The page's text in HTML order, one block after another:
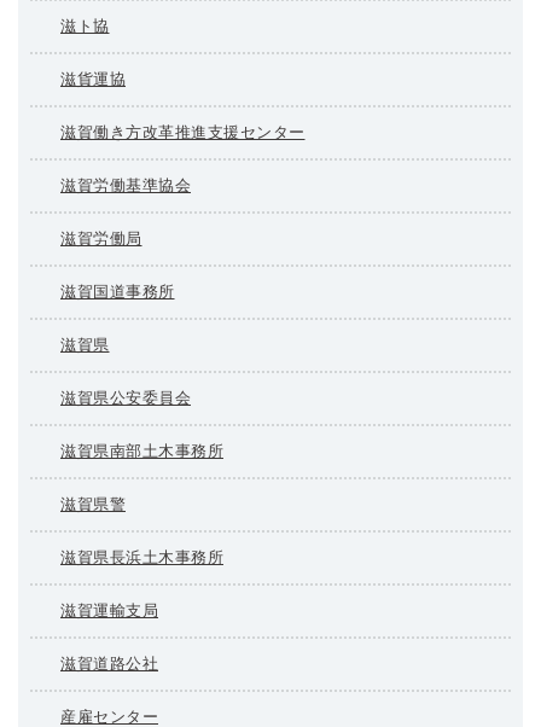
滋ト協
滋貨運協
滋賀働き方改革推進支援センター
滋賀労働基準協会
滋賀労働局
滋賀国道事務所
滋賀県
滋賀県公安委員会
滋賀県南部土木事務所
滋賀県警
滋賀県長浜土木事務所
滋賀運輸支局
滋賀道路公社
産雇センター